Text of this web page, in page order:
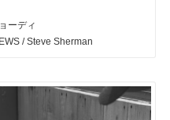
ーディ
/ Steve Sherman